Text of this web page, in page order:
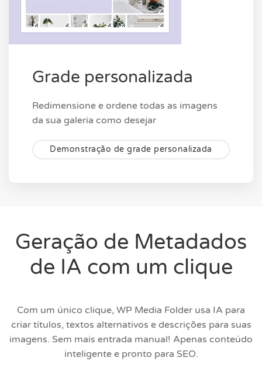
Grade personalizada
Redimensione e ordene todas as imagens
da sua galeria como desejar
Demonstração de grade personalizada
Geração de Metadados
de IA com um clique
Com um único clique, WP Media Folder usa IA para
criar títulos, textos alternativos e descrições para suas
imagens. Sem mais entrada manual! Apenas conteúdo
inteligente e pronto para SEO.